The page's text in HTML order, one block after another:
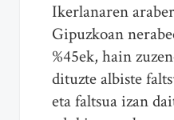
Ikerlanaren
Gipuzkoan
%45ek, hain
dituzte albiste
eta faltsua izan